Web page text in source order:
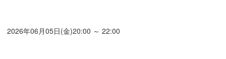
2026年06月05日(金)20:00 ～ 22:00